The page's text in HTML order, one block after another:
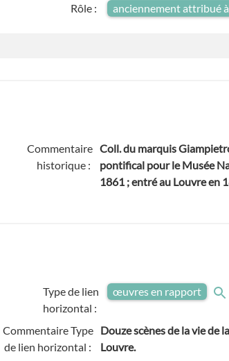
Rôle : anciennement attribué à
Commentaire
historique :
Coll. du marquis
pontifical pour le Musée
1861 ; entré au Louvre en
Type de lien
horizontal :
œuvres en rapport
Commentaire Type
de lien horizontal :
Douze scènes de la vie de
Louvre.